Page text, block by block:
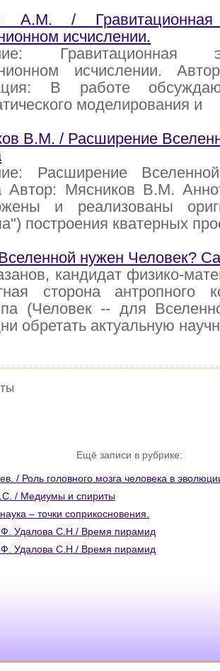
А.М. / Гравитационная
исчислении.
Гравитационная
исчислении.
В работе
моделирования и
В.М. / Расширение
Расширение
Автор: Мясников В.М.
и реализованы
построения кватерных
нужен Человек?
кандидат физико-
сторона антропного
(Человек -- для
обретать актуальную
Ещё записи в рубрике:
/ Роль головного мозга человека в
/ Медиумы и спириты
– точки соприкосновения.
Удалова С.Н./ Время пирамид
Удалова С.Н./ Время пирамид